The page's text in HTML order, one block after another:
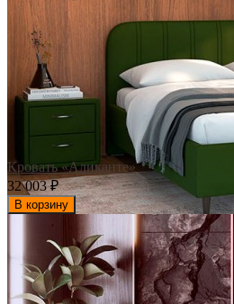
Кровать «Аликанте»
32 003₽
В корзину